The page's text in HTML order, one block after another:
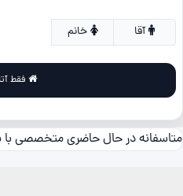
خانم
متاسفانه در حال حاضری متخصصی